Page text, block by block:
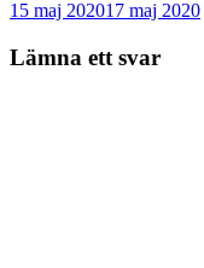
15 maj 202017 maj 2020
Lämna ett svar